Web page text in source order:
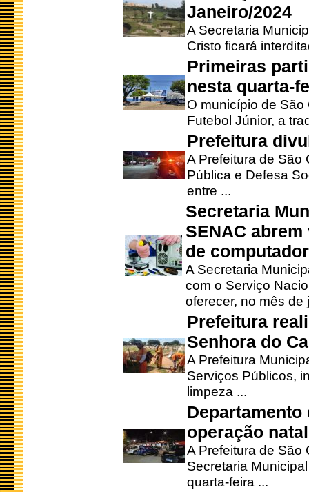
Janeiro/2024
A Secretaria
Cristo ficará
Primeiras
nesta quarta-
O município de
Futebol Júnior, a
Prefeitura
A Prefeitura de São
Pública e Defesa
entre ...
Secretaria
SENAC
de
A Secretaria
com o Serviço
oferecer, no mês de
Prefeitura
Senhora do
A Prefeitura
Serviços Públicos,
limpeza ...
operação
A Prefeitura de São
Secretaria
quarta-feira ...